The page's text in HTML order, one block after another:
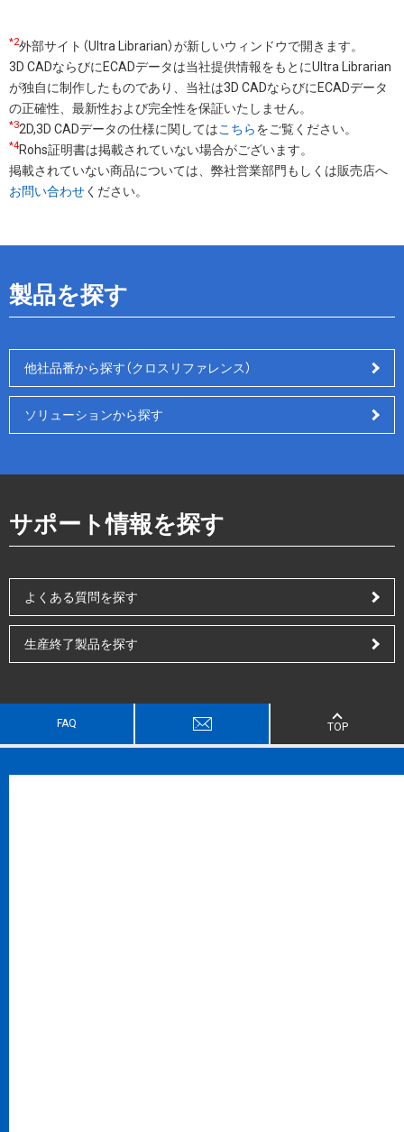
*2外部サイト（Ultra Librarian）が新しいウィンドウで開きます。
3D CADならびにECADデータは当社提供情報をもとにUltra Librarian
が独自に制作したものであり、当社は3D CADならびにECADデータ
の正確性、最新性および完全性を保証いたしません。
*32D,3D CADデータの仕様に関してはこちらをご覧ください。
*4Rohs証明書は掲載されていない場合がございます。
掲載されていない商品については、弊社営業部門もしくは販売店へ
お問い合わせください。
製品を探す
他社品番から探す（クロスリファレンス）
ソリューションから探す
サポート情報を探す
よくある質問を探す
生産終了製品を探す
FAQ TOP